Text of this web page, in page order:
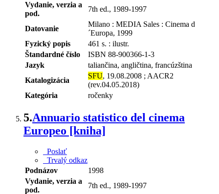
Vydanie, verzia a
pod.
7th ed., 1989-1997
Datovanie
Milano : MEDIA Sales : Cinema d
´Europa, 1999
Fyzický popis
461 s. : ilustr.
Štandardné číslo
ISBN 88-900366-1-3
Jazyk
taliančina, angličtina, francúzština
Katalogizácia
SFU, 19.08.2008 ; AACR2
(rev.04.05.2018)
Kategória
ročenky
5.Annuario statistico del cinema
Europeo [kniha]
Poslať
Trvalý odkaz
Podnázov
1998
Vydanie, verzia a
pod.
7th ed., 1989-1997